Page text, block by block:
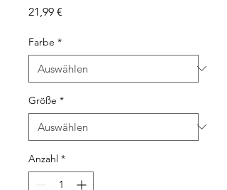
21,99 €
Farbe *
Größe *
Anzahl *